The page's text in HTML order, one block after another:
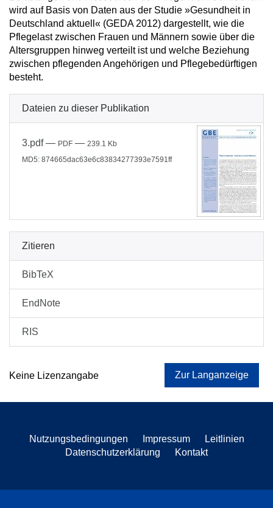
wird auf Basis von Daten aus der Studie »Gesundheit in
Deutschland aktuell« (GEDA 2012) dargestellt, wie die
Pflegelast zwischen Frauen und Männern sowie über die
Altersgruppen hinweg verteilt ist und welche Beziehung
zwischen pflegenden Angehörigen und Pflegebedürftigen
besteht.
Dateien zu dieser Publikation
3.pdf— PDF — 239.1 Kb
MD5: 874665dac63e6c83834277393e7591ff
Zitieren
BibTeX
EndNote
RIS
Keine Lizenzangabe Zur Langanzeige
Nutzungsbedingungen Impressum
Leitlinien
Datenschutzerklärung
Kontakt